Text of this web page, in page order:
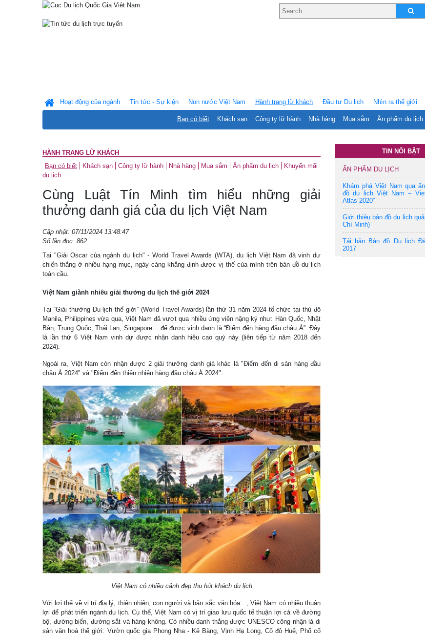
Hoạt động của ngành Tin tức - Sự kiện Non nước Việt Nam Hành trang lữ khách
Bạn có biết Khách sạn Công ty lữ hành Nhà hàng Mua sắm Ấn phẩm du lịch
Ðầu tư Du lịch Nhìn ra thế giới
HÀNH TRANG LỮ KHÁCH
Bạn có biết
Khách sạn Công ty lữ hành Nhà hàng Mua sắm Ấn phẩm du lịch
Khuyến mãi
du lịch
Cùng Luật Tín Minh tìm hiểu những giải
thưởng danh giá của du lịch Việt Nam
Cập nhật: 07/11/2024 13:48:47
Số lần đọc: 862
Tại "Giải Oscar của ngành du lịch" - World Travel Awards (WTA), du lịch Việt Nam đã vinh dự
chiến thắng ở nhiều hạng mục, ngày càng khẳng định được vị thế của mình trên bản đồ du lịch
toàn cầu.
Việt Nam giành nhiều giải thưởng du lịch thế giới 2024
Tại “Giải thưởng Du lịch thế giới” (World Travel Awards) lần thứ 31 năm 2024 tổ chức tại thủ đô
Manila, Philippines vừa qua, Việt Nam đã vượt qua nhiều ứng viên nặng ký như: Hàn Quốc, Nhật
Bản, Trung Quốc, Thái Lan, Singapore… để được vinh danh là “Điểm đến hàng đầu châu Á”. Đây
là lần thứ 6 Việt Nam vinh dự được nhận danh hiệu cao quý này (liên tiếp từ năm 2018 đến
2024).
Ngoài ra, Việt Nam còn nhận được 2 giải thưởng danh giá khác là "Điểm đến di sản hàng đầu
châu Á 2024" và "Điểm đến thiên nhiên hàng đầu châu Á 2024".
Việt Nam có nhiều cảnh đẹp thu hút khách du lịch
Với lợi thế về vị trí địa lý, thiên nhiên, con người và bản sắc văn hóa…, Việt Nam có nhiều thuận
lợi để phát triển ngành du lịch. Cụ thể, Việt Nam có vị trí giao lưu quốc tế thuận lợi cả về đường
bộ, đường biển, đường sắt và hàng không. Có nhiều danh thắng được UNESCO công nhận là di
sản văn hoá thế giới: Vườn quốc gia Phong Nha - Kẻ Bàng, Vịnh Hạ Long, Cố đô Huế, Phố cổ
TIN NỔI BẬT
ẤN PHẨM DU LỊCH
Khám phá Việt Nam qua
đồ du lịch Việt Nam –
Atlas 2020”
Giới thiệu bản đồ du lịch
Chí Minh)
Tái bản Bản đồ Du lịch
2017